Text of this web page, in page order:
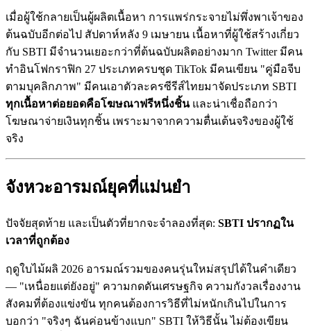
เมื่อผู้ใช้กลายเป็นผู้ผลิตเนื้อหา การแพร่กระจายไม่พึ่งพาเจ้าของ
ต้นฉบับอีกต่อไป สัปดาห์หลัง 9 เมษายน เนื้อหาที่ผู้ใช้สร้างเกี่ยว
กับ SBTI มีจำนวนเยอะกว่าที่ต้นฉบับผลิตอย่างมาก Twitter มีคน
ทำอินโฟกราฟิก 27 ประเภทครบชุด TikTok มีคนเขียน "คู่มือจีบ
ตามบุคลิกภาพ" มีคนเอาตัวละครซีรีส์ไทยมาจัดประเภท SBTI
ทุกเนื้อหาต่อยอดคือโฆษณาฟรีหนึ่งชิ้นและน่าเชื่อถือกว่า
โฆษณาจ่ายเงินทุกชิ้น เพราะมาจากความตื่นเต้นจริงของผู้ใช้
จริง
จังหวะอารมณ์ยุคที่แม่นยำ
ปัจจัยสุดท้าย และเป็นตัวที่ยากจะจำลองที่สุด: SBTI ปรากฏใน
เวลาที่ถูกต้อง
ฤดูใบไม้ผลิ 2026 อารมณ์รวมของคนรุ่นใหม่สรุปได้ในคำเดียว
— "เหนื่อยแต่ยังอยู่" ความกดดันเศรษฐกิจ ความกังวลเรื่องงาน
สังคมที่ต้องแข่งขัน ทุกคนต้องการวิธีที่ไม่หนักเกินไปในการ
บอกว่า "จริงๆ ฉันค่อนข้างแบก" SBTI ให้วิธีนั้น ไม่ต้องเขียน